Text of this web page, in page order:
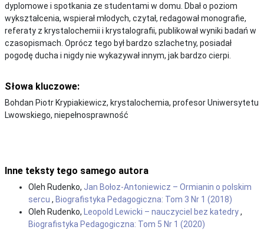
dyplomowe i spotkania ze studentami w domu. Dbał o poziom
wykształcenia, wspierał młodych, czytał, redagował monografie,
referaty z krystalochemii i krystalografii, publikował wyniki badań w
czasopismach. Oprócz tego był bardzo szlachetny, posiadał
pogodę ducha i nigdy nie wykazywał innym, jak bardzo cierpi.
Słowa kluczowe:
Bohdan Piotr Krypiakiewicz, krystalochemia, profesor Uniwersytetu
Lwowskiego, niepełnosprawność
Inne teksty tego samego autora
Oleh Rudenko, Jan Bołoz-Antoniewicz – Ormianin o polskim
sercu , Biografistyka Pedagogiczna: Tom 3 Nr 1 (2018)
Oleh Rudenko, Leopold Lewicki – nauczyciel bez katedry,
Biografistyka Pedagogiczna: Tom 5 Nr 1 (2020)